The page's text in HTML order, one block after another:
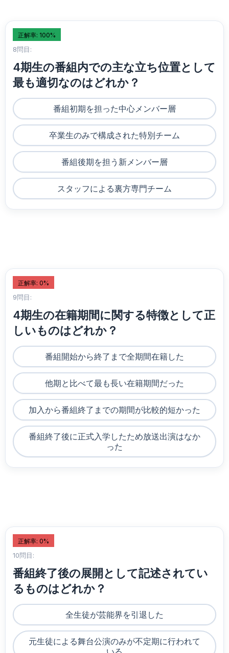
正解率: 100%
8問目:
4期生の番組内での主な立ち位置として
最も適切なのはどれか？
番組初期を担った中心メンバー層
卒業生のみで構成された特別チーム
番組後期を担う新メンバー層
スタッフによる裏方専門チーム
正解率: 0%
9問目:
4期生の在籍期間に関する特徴として正
しいものはどれか？
番組開始から終了まで全期間在籍した
他期と比べて最も長い在籍期間だった
加入から番組終了までの期間が比較的短かった
番組終了後に正式入学したため放送出演はなか
った
正解率: 0%
10問目:
番組終了後の展開として記述されてい
るものはどれか？
全生徒が芸能界を引退した
元生徒による舞台公演のみが不定期に行われて